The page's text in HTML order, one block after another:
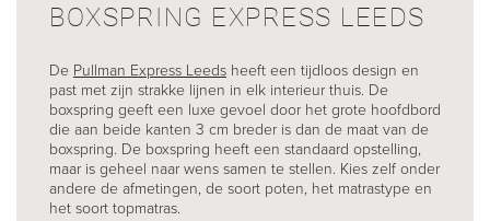
BOXSPRING EXPRESS LEEDS
De Pullman Express Leeds heeft een tijdloos design en
past met zijn strakke lijnen in elk interieur thuis. De
boxspring geeft een luxe gevoel door het grote hoofdbord
die aan beide kanten 3 cm breder is dan de maat van de
boxspring. De boxspring heeft een standaard opstelling,
maar is geheel naar wens samen te stellen. Kies zelf onder
andere de afmetingen, de soort poten, het matrastype en
het soort topmatras.